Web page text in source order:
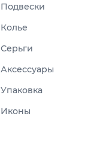
Подвески
Колье
Серьги
Аксессуары
Упаковка
Иконы